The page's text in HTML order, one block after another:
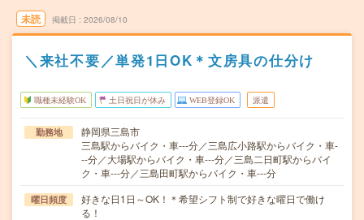
未読 掲載日 2026/08/10
＼来社不要／単発1日OK＊文房具の仕分け
職種未経験OK 土日祝日が休み WEB登録OK 派遣
勤務地
静岡県三島市
三島駅からバイク・車---分／三島広小路駅からバイク・車-
--分／大場駅からバイク・車---分／三島二日町駅からバイ
ク・車---分／三島田町駅からバイク・車---分
曜日頻度
好きな日1日～OK！＊希望シフト制で好きな曜日で働け
る！